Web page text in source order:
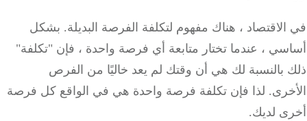
، هناك مفهوم لتكلفة الفرصة البديلة.بشكل
، عندما تختار متابعة أي فرصة واحدة ، فإن "تكلفة"
بالنسبة لك هي أن وقتك لم يعد خاليًا من الفرص
لذا فإن تكلفة فرصة واحدة هي في الواقع كل فرصة
لديك.